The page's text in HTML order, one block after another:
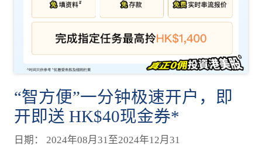
“智方便”一分钟极速开户，即
开即送 HK$40现金券*
日期： 2024年08月31至2024年12月31